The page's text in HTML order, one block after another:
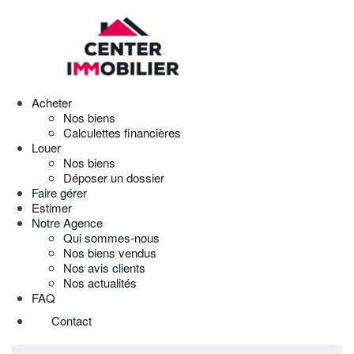
Acheter
Nos biens
Calculettes financières
Louer
Nos biens
Déposer un dossier
Faire gérer
Estimer
Notre Agence
Qui sommes-nous
Nos biens vendus
Nos avis clients
Nos actualités
FAQ
Contact